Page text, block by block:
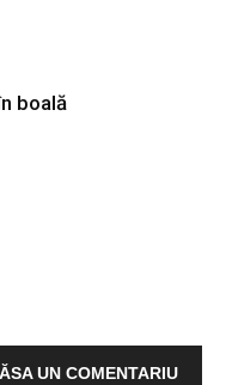
boală
UN COMENTARIU